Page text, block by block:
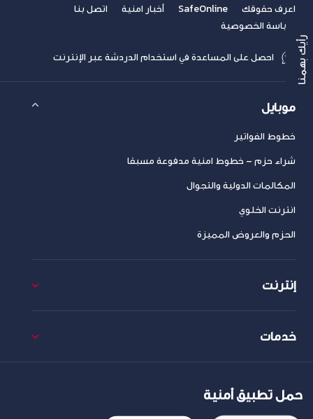
اعرف حقوقك
SafeOnline أخبار امنية
اتصل بنا
سياسة الخصوصية
احصل على المساعدة في استخدام الدردشة عبر الإنترنت
موبايل
خطوط الفواتير
شراء حزم – خطوط امنية مدفوعة مسبقا
المكالمات الدولية والتجوال
انترنت الخلوي
الحزم والعروض المميزة
إنترنت
خدمات
حمل تطبيق أمنية
رأيك بهمنا